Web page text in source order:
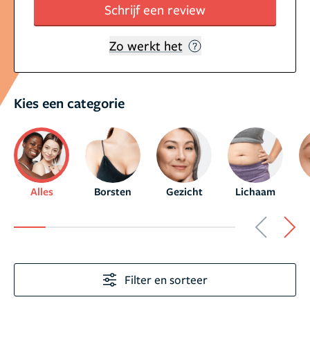
Schrijf een review
Zo werkt het
Kies een categorie
Alles Borsten Gezicht Lichaam
Filter en sorteer